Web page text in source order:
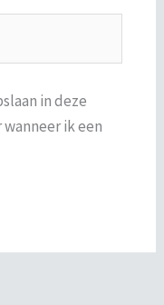
in deze
ik een